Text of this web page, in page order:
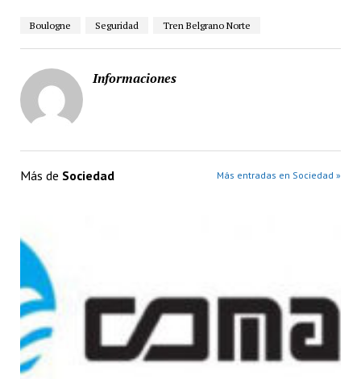
Boulogne Seguridad Tren Belgrano Norte
Informaciones
Más de Sociedad Más entradas en Sociedad »